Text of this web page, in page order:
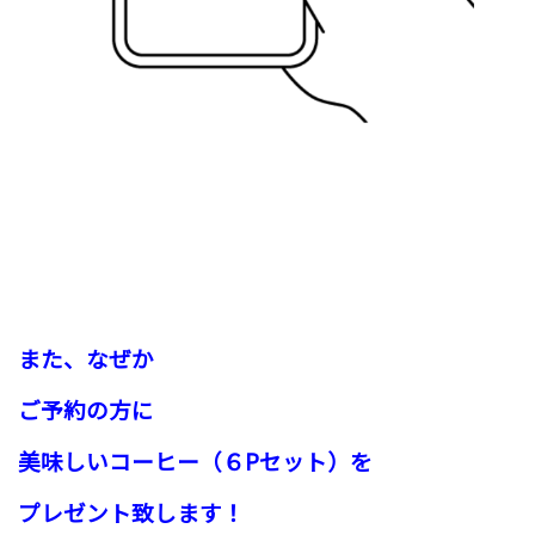
また、なぜか
ご予約の方に
美味しいコーヒー（６Pセット）を
プレゼント致します！